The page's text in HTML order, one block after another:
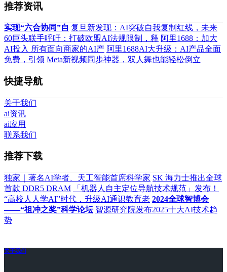
推荐资讯
实现“六合协同”自 复旦新发现：AI突破自我复制红线，未来
60巨头联手呼吁：打破欧盟AI法规限制，释 阿里1688：加大
AI投入 所有面向商家的AI产 阿里1688AI大升级：AI产品全面
免费，引领 Meta新视频同步神器，双人舞也能轻松倒立
快捷导航
关于我们
ai资讯
ai应用
联系我们
推荐下载
独家｜著名AI学者、天工智能首席科学家 SK 海力士推出全球
首款 DDR5 DRAM
「机器人自主定位导航技术规范」发布！
“高校人人学AI”时代，升级AI通识教育老 2024全球智博会
——“祖冲之奖”科学论坛 智源研究院发布2025十大AI技术趋
势
关于我们